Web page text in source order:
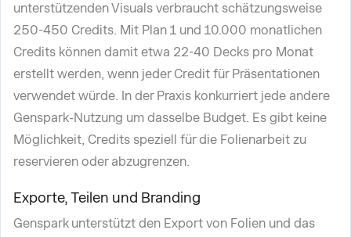
unterstützenden Visuals verbraucht schätzungsweise
250-450 Credits. Mit Plan 1 und 10.000 monatlichen
Credits können damit etwa 22-40 Decks pro Monat
erstellt werden, wenn jeder Credit für Präsentationen
verwendet würde. In der Praxis konkurriert jede andere
Genspark-Nutzung um dasselbe Budget. Es gibt keine
Möglichkeit, Credits speziell für die Folienarbeit zu
reservieren oder abzugrenzen.
Exporte, Teilen und Branding
Genspark unterstützt den Export von Folien und das